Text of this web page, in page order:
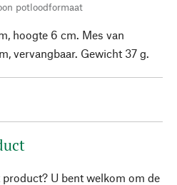
potloodformaat
hoogte 6 cm. Mes van
vervangbaar. Gewicht 37 g.
U bent welkom om de